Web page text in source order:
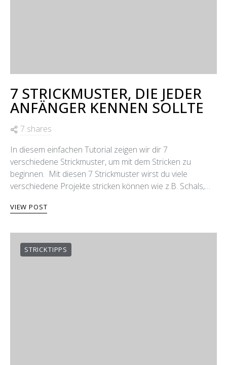
7 STRICKMUSTER, DIE JEDER
ANFÄNGER KENNEN SOLLTE
7 shares
In diesem einfachen Tutorial zeigen wir dir 7
verschiedene Strickmuster, um mit dem Stricken zu
beginnen. Mit diesen 7 Strickmuster wirst du viele
verschiedene Projekte stricken können wie z.B. Schals,…
VIEW POST
STRICKTIPPS